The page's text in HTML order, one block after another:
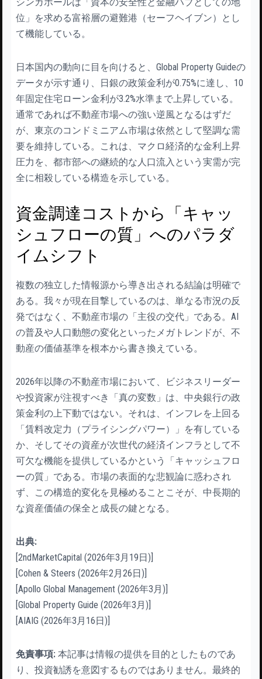
位」を求める富裕層の避難港（セーフヘイブン）とし
て機能している。
日本国内の動向に目を向けると、Global Property Guideの
データが示す通り、日銀の政策金利が0.75%に達し、10
年固定住宅ローン金利が3.2%水準まで上昇している。
通常であれば不動産市場への強い逆風となるはずだ
が、東京のコンドミニアム市場は依然として堅調な需
要を維持している。これは、マクロ経済的な金利上昇
圧力を、都市部への継続的な人口流入という実需が完
全に相殺している構造を示している。
資金調達コストから「キャッ
シュフローの質」へのパラダ
イムシフト
複数の独立した情報源から導き出される結論は明確で
ある。我々が現在目撃しているのは、単なる市況の反
発ではなく、不動産市場の「主役の交代」である。AI
の普及や人口動態の変化といったメガトレンドが、不
動産の価値基準を根本から書き換えている。
2026年以降の不動産市場において、ビジネスリーダー
や投資家が注視すべき「真の変数」は、中央銀行の政
策金利の上下動ではない。それは、インフレを上回る
「賃料改定力（プライシングパワー）」を有している
か、そしてその資産が次世代の経済インフラとして不
可欠な機能を提供しているかという「キャッシュフロ
ーの質」である。市場の表面的な悲観論に惑わされ
ず、この構造的変化を見極めることこそが、中長期的
な資産価値の保全と成長の鍵となる。
出典:
[2ndMarketCapital (2026年3月19日)]
[Cohen & Steers (2026年2月26日)]
[Apollo Global Management (2026年3月)]
[Global Property Guide (2026年3月)]
[AIAIG (2026年3月16日)]
免責事項: 本記事は情報の提供を目的としたものであ
り、投資勧誘を意図するものではありません。最終的